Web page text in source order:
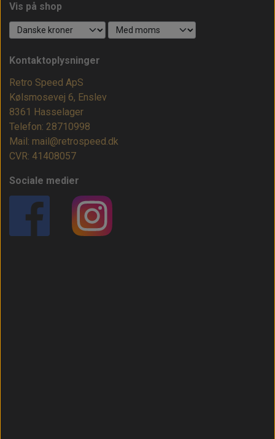
Vis på shop
Kontaktoplysninger
Retro Speed ApS
Kølsmosevej 6, Enslev
8361 Hasselager
Telefon: 28710998
Mail: mail@retrospeed.dk
CVR: 41408057
Sociale medier